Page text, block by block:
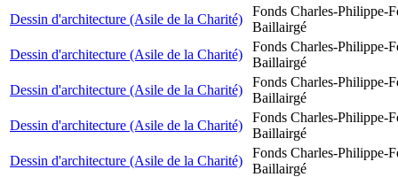
Dessin d'architecture (Asile de la Charité)
Fonds Charles-Philippe-
Baillairgé
Dessin d'architecture (Asile de la Charité)
Fonds Charles-Philippe-
Baillairgé
Dessin d'architecture (Asile de la Charité)
Fonds Charles-Philippe-
Baillairgé
Dessin d'architecture (Asile de la Charité)
Fonds Charles-Philippe-
Baillairgé
Dessin d'architecture (Asile de la Charité)
Fonds Charles-Philippe-
Baillairgé